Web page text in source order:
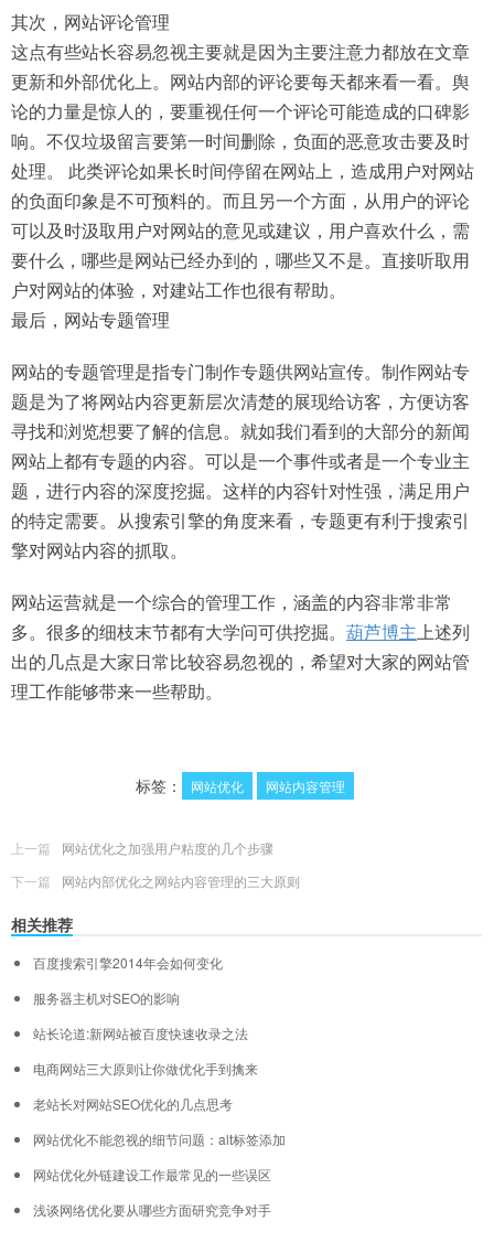
其次，网站评论管理
这点有些站长容易忽视主要就是因为主要注意力都放在文章
更新和外部优化上。网站内部的评论要每天都来看一看。舆
论的力量是惊人的，要重视任何一个评论可能造成的口碑影
响。不仅垃圾留言要第一时间删除，负面的恶意攻击要及时
处理。 此类评论如果长时间停留在网站上，造成用户对网站
的负面印象是不可预料的。而且另一个方面，从用户的评论
可以及时汲取用户对网站的意见或建议，用户喜欢什么，需
要什么，哪些是网站已经办到的，哪些又不是。直接听取用
户对网站的体验，对建站工作也很有帮助。
最后，网站专题管理
网站的专题管理是指专门制作专题供网站宣传。制作网站专
题是为了将网站内容更新层次清楚的展现给访客，方便访客
寻找和浏览想要了解的信息。就如我们看到的大部分的新闻
网站上都有专题的内容。可以是一个事件或者是一个专业主
题，进行内容的深度挖掘。这样的内容针对性强，满足用户
的特定需要。从搜索引擎的角度来看，专题更有利于搜索引
擎对网站内容的抓取。
网站运营就是一个综合的管理工作，涵盖的内容非常非常
多。很多的细枝末节都有大学问可供挖掘。 葫芦博主上述列
出的几点是大家日常比较容易忽视的，希望对大家的网站管
理工作能够带来一些帮助。
标签： 网站优化 网站内容管理
上一篇
网站优化之加强用户粘度的几个步骤
下一篇
网站内部优化之网站内容管理的三大原则
相关推荐
百度搜索引擎2014年会如何变化
服务器主机对SEO的影响
站长论道:新网站被百度快速收录之法
电商网站三大原则让你做优化手到擒来
老站长对网站SEO优化的几点思考
网站优化不能忽视的细节问题：alt标签添加
网站优化外链建设工作最常见的一些误区
浅谈网络优化要从哪些方面研究竞争对手